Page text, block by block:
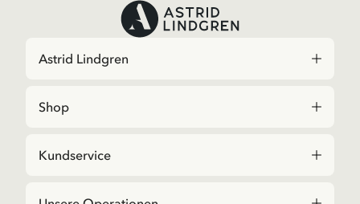
Astrid Lindgren
Shop
Kundservice